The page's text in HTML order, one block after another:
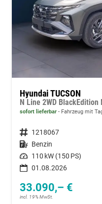
Hyundai TUCSON
N Line 2WD BlackEdition
sofort lieferbar Fahrzeug mit
Fahrzeugnummer 1218067
Kraftstoff Benzin
Leistung 110 kW (150 PS)
01.08.2026
33.090,– €
incl. 19% MwSt.